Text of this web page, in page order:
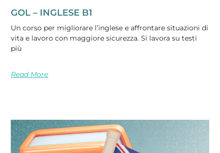
GOL – INGLESE B1
Un corso per migliorare l’inglese e affrontare situazioni di
vita e lavoro con maggiore sicurezza. Si lavora su testi
più
Read More